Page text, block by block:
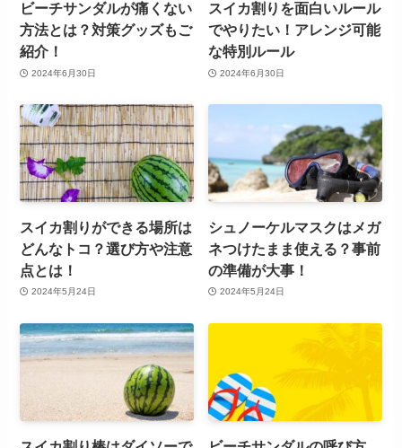
ビーチサンダルが痛くない
方法とは？対策グッズもご
紹介！
2024年6月30日
スイカ割りを面白いルール
でやりたい！アレンジ可能
な特別ルール
2024年6月30日
スイカ割りができる場所は
どんなトコ？選び方や注意
点とは！
2024年5月24日
シュノーケルマスクはメガ
ネつけたまま使える？事前
の準備が大事！
2024年5月24日